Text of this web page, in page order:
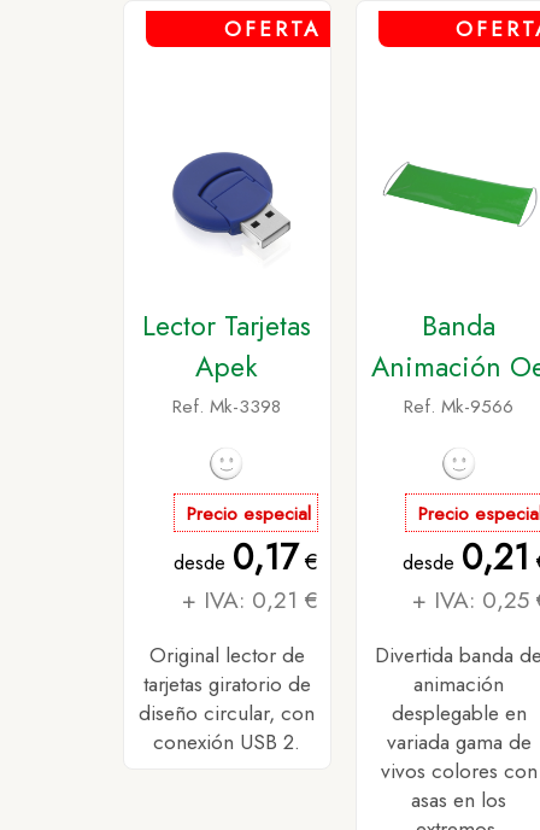
OFERTA
Lector Tarjetas
Apek
Ref. Mk-3398
Precio especial
desde 0,17 €
+ IVA: 0,21 €
Original lector de
tarjetas giratorio de
diseño circular, con
conexión USB 2.
Banda
Animación
Ref. Mk-9566
Precio
desde 0,21
+ IVA: 0,25
Divertida banda de
animación
desplegable en
variada gama de
vivos colores con
asas en los